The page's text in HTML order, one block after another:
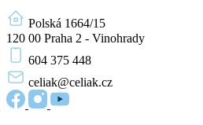
Polská 1664/15
120 00 Praha 2 - Vinohrady
604 375 448
celiak@celiak.cz